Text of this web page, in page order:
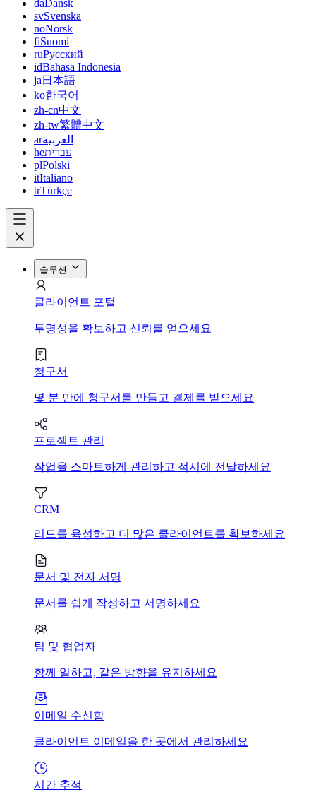
da Dansk
svSvenska
noNorsk
fiSuomi
ruРусский
idBahasa Indonesia
ja 日本語
ko한국어
zh-cn中文
zh-tw繁體中文
arالعربية
heעברית
plPolski
itItaliano
trTürkçe
솔루션
클라이언트 포털
투명성을 확보하고 신뢰를 얻으세요
청구서
몇 분 만에 청구서를 만들고 결제를 받으세요
프로젝트 관리
작업을 스마트하게 관리하고 적시에 전달하세요
CRM
리드를 육성하고 더 많은 클라이언트를 확보하세요
문서 및 전자 서명
문서를 쉽게 작성하고 서명하세요
팀 및 협업자
함께 일하고, 같은 방향을 유지하세요
이메일 수신함
클라이언트 이메일을 한 곳에서 관리하세요
시간 추적